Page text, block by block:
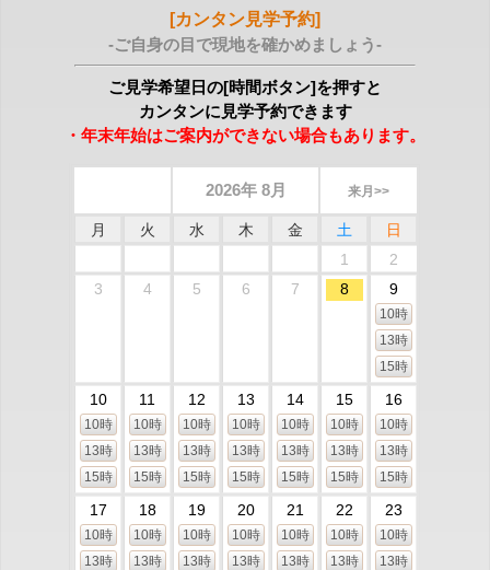
[カンタン見学予約]
-ご自身の目で現地を確かめましょう-
ご見学希望日の[時間ボタン]を押すと
カンタンに見学予約できます
・年末年始はご案内ができない場合もあります。
2026年 8月 来月>>
月 火 水 木 金 土
日
1
2
3
4 5 6 7 8 9
10時
13時
15時
10
10時
13時
15時
11
10時
13時
15時
12
10時
13時
15時
13
10時
13時
15時
14
10時
13時
15時
15
10時
13時
15時
16
10時
13時
15時
17
10時
13時
18
10時
13時
19
10時
13時
20
10時
13時
21
10時
13時
22
10時
13時
23
10時
13時